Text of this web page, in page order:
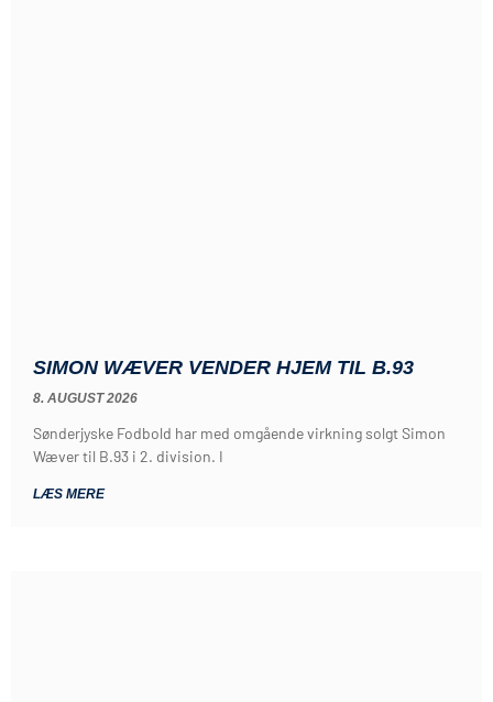
SIMON WÆVER VENDER HJEM TIL B.93
8. AUGUST 2026
Sønderjyske Fodbold har med omgående virkning solgt Simon
Wæver til B.93 i 2. division. I
LÆS MERE